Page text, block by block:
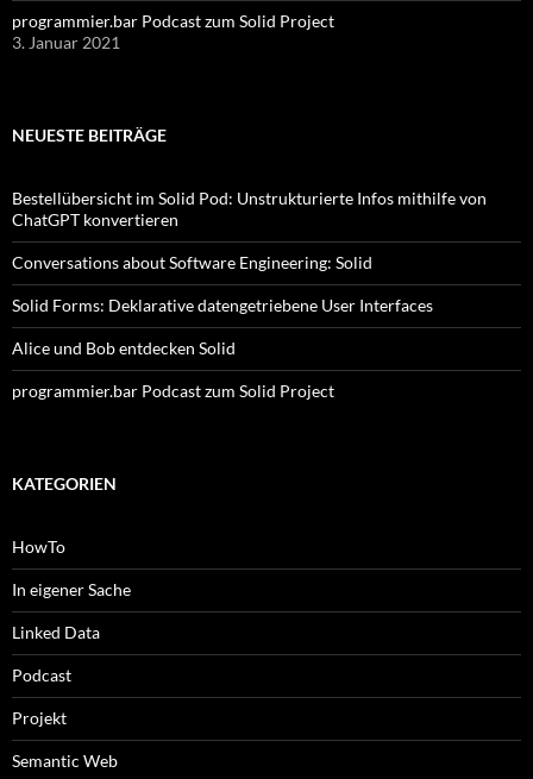
programmier.bar Podcast zum Solid Project
3. Januar 2021
NEUESTE BEITRÄGE
Bestellübersicht im Solid Pod: Unstrukturierte Infos mithilfe von
ChatGPT konvertieren
Conversations about Software Engineering: Solid
Solid Forms: Deklarative datengetriebene User Interfaces
Alice und Bob entdecken Solid
programmier.bar Podcast zum Solid Project
KATEGORIEN
HowTo
In eigener Sache
Linked Data
Podcast
Projekt
Semantic Web